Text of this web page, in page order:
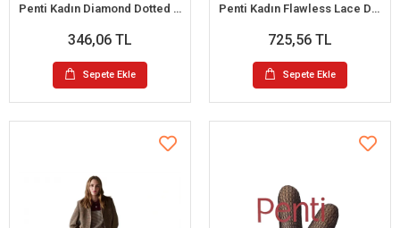
Penti Kadın Diamond Dotted Desenli Külotlu Çorap
346,06 TL
Sepete Ekle
Penti Kadın Flawless Lace Desenli Külotlu Çorap
725,56 TL
Sepete Ekle